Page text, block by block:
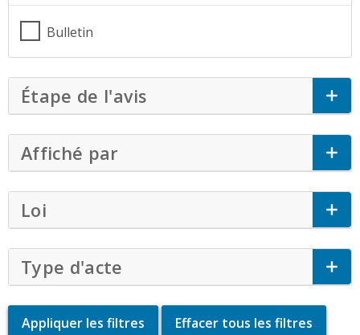
Bulletin
Étape de l'avis Click to Expand
Affiché par Click to Expand Accordion
Loi
Type d'acte Click to Expand Accordion